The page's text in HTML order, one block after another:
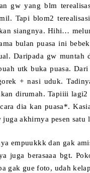
gw yang blm
Tapi blom2
siangnya. Hihi…
bulan puasa ini
Daripada gw
utk buka puasa.
+ nasi uduk.
dirumah. Tapiiii
dia kan puasa*.
akhirnya pesen satu
empuukkk dan gak
juga berasaaa bgt.
gak gue foto, udah